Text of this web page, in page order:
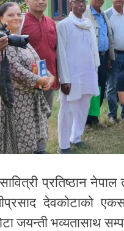
प्रतिष्ठान
देवकोटाको
जयन्ती भव्यतासाथ